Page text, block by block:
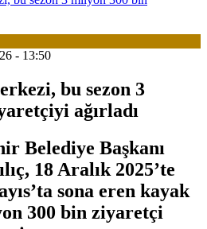
- 13:50
bu sezon 3
ağırladı
Belediye Başkanı
18 Aralık 2025’te
sona eren kayak
300 bin ziyaretçi